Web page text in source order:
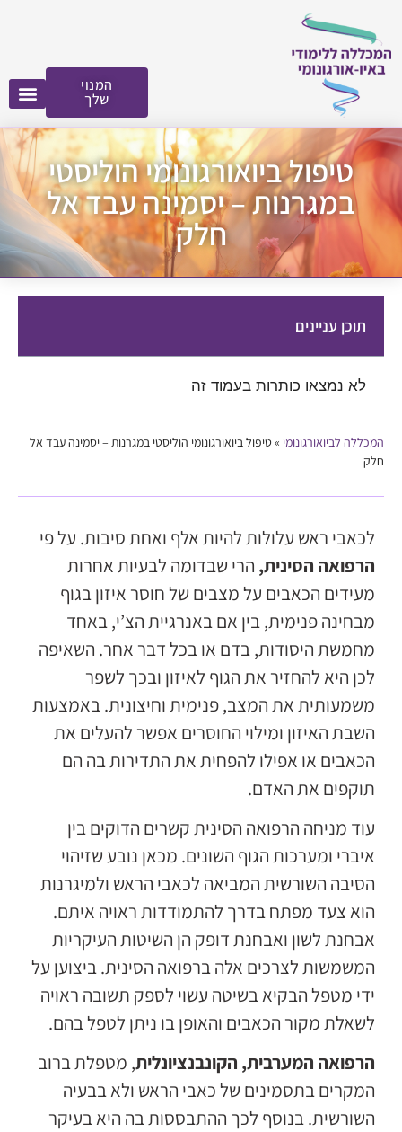
המנוי
שלך
טיפול ביואורגונומי הוליסטי
במגרנות – יסמינה עבד אל
חלק
תוכן עניינים
לא נמצאו כותרות בעמוד זה
המכללה לביואורגונומי »טיפול ביואורגונומי הוליסטי במגרנות – יסמינה עבד אל
חלק
לכאבי ראש עלולות להיות אלף ואחת סיבות. על פי
הרפואה הסינית, הרי שבדומה לבעיות אחרות
מעידים הכאבים על מצבים של חוסר איזון בגוף
מבחינה פנימית, בין אם באנרגיית הצ’י, באחד
מחמשת היסודות, בדם או בכל דבר אחר. השאיפה
לכן היא להחזיר את הגוף לאיזון ובכך לשפר
משמעותית את המצב, פנימית וחיצונית. באמצעות
השבת האיזון ומילוי החוסרים אפשר להעלים את
הכאבים או אפילו להפחית את התדירות בה הם
תוקפים את האדם.
עוד מניחה הרפואה הסינית קשרים הדוקים בין
איברי ומערכות הגוף השונים. מכאן נובע שזיהוי
הסיבה השורשית המביאה לכאבי הראש ולמיגרנות
הוא צעד מפתח בדרך להתמודדות ראויה איתם.
אבחנת לשון ואבחנת דופק הן השיטות העיקריות
המשמשות לצרכים אלה ברפואה הסינית. ביצוען על
ידי מטפל הבקיא בשיטה עשוי לספק תשובה ראויה
לשאלת מקור הכאבים והאופן בו ניתן לטפל בהם.
הרפואה המערבית, הקונבנציונלית, מטפלת ברוב
המקרים בתסמינים של כאבי הראש ולא בבעיה
השורשית. בנוסף לכך ההתבססות בה היא בעיקר